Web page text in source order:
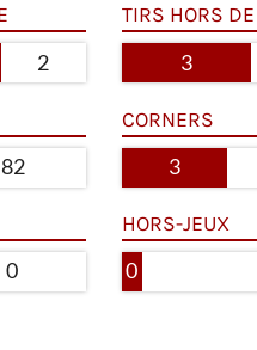
2
TIRS HORS
3
82
CORNERS
3
0
HORS-JEUX
0